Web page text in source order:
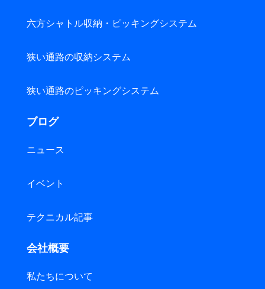
六方シャトル収納・ピッキングシステム
狭い通路の収納システム
狭い通路のピッキングシステム
ブログ
ニュース
イベント
テクニカル記事
会社概要
私たちについて